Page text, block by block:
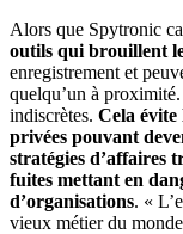
Alors que Spytronic
outils qui brouillent
enregistrement et
quelqu’un à
indiscrètes. Cela évite
privées pouvant
stratégies d’affaires
fuites mettant en
d’organisations. «
vieux métier du